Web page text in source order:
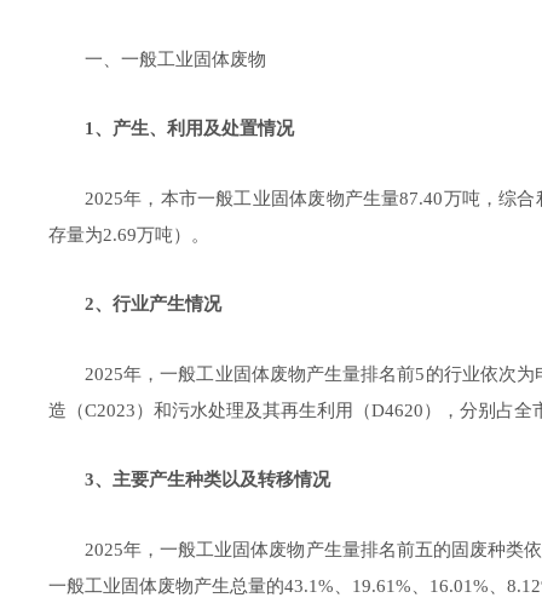
一 一般工业固体废物
1 、产生、利用及处置情况
2025年，本市一般工业固体废物产生量87.40万吨，综合
存量为2.69万吨） 。
2、行业产生情况
2025年，一般工业固体废物产生量排名前5的行业依次为
造 （C2023） 和污水处理及其再生利用（D4620），分别占全
3、主要产生种类以及转移情况
2025年，一般工业固体废物产生量排名前五的固废种类
一般工业固体废物产生总量的43.1% 19.61% 16.01% 8.12